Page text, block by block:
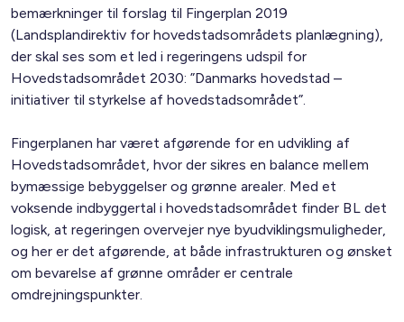
bemærkninger til forslag til Fingerplan 2019
(Landsplandirektiv for hovedstadsområdets planlægning),
der skal ses som et led i regeringens udspil for
Hovedstadsområdet 2030: ”Danmarks hovedstad –
initiativer til styrkelse af hovedstadsområdet”.
Fingerplanen har været afgørende for en udvikling af
Hovedstadsområdet, hvor der sikres en balance mellem
bymæssige bebyggelser og grønne arealer. Med et
voksende indbyggertal i hovedstadsområdet finder BL det
logisk, at regeringen overvejer nye byudviklingsmuligheder,
og her er det afgørende, at både infrastrukturen og ønsket
om bevarelse af grønne områder er centrale
omdrejningspunkter.